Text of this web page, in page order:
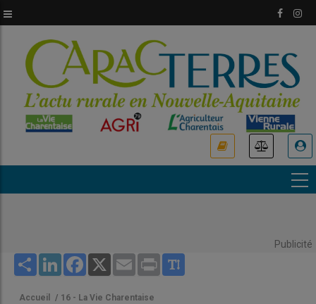
au
principal
Publicité
Share LinkedInFacebook
X Email Print
Accueil / 16 - La Vie Charentaise